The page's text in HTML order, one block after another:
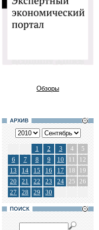
Обзоры
АРХИВ
1 2 3 4
5
6
7 8 9 10 11
12
13
14 15 16 17 18
19
20
21 22 23 24 25 26
27
28 29 30
ПОИСК